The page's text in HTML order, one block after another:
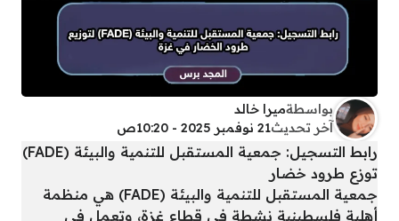
بواسطةميرا خالد
آخر تحديث21 نوفمبر 2025 - 10:20ص
رابط التسجيل: جمعية المستقبل للتنمية والبيئة (FADE)
توزع طرود خضار
جمعية المستقبل للتنمية والبيئة (FADE) هي منظمة
أهلية فلسطينية نشطة في قطاع غزة، وتعمل في